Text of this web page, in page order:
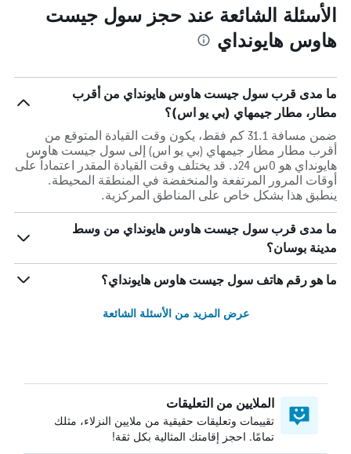
الأسئلة الشائعة عند حجز سول جيست
هاوس هايونداي
ما مدى قرب سول جيست هاوس هايونداي من أقرب
مطار، مطار جيمهاي (بي يو اس)؟
ضمن مسافة 31.1 كم فقط، يكون وقت القيادة المتوقع من
أقرب مطار مطار جيمهاي (بي يو اس) إلى سول جيست هاوس
هايونداي هو 0س 24د. قد يختلف وقت القيادة المقدر اعتماداً على
أوقات المرور المرتفعة والمنخفضة في المنطقة المحيطة.
ينطبق هذا بشكل خاص على المناطق المركزية.
ما مدى قرب سول جيست هاوس هايونداي من وسط
مدينة بوسان؟
ما هو رقم هاتف سول جيست هاوس هايونداي؟
عرض المزيد من الأسئلة الشائعة
الملايين من التعليقات
تقييمات وتعليقات حقيقية من ملايين النزلاء، مثلك
تمامًا. احجز إقامتك المثالية بكل ثقة!